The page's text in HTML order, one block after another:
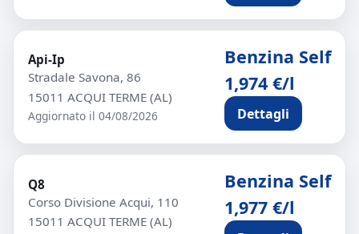
Api-Ip
Stradale Savona, 86
15011 ACQUI TERME (AL)
Aggiornato il 04/08/2026
Benzina Self
1,974 €/l
Dettagli
Q8
Corso Divisione Acqui, 110
15011 ACQUI TERME (AL)
Benzina Self
1,977 €/l